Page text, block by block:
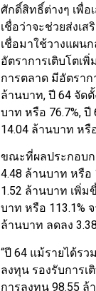
ศักดิ์สิทธิ์ต่างๆ เพื่อ
เชื่อว่าจะช่วยส่งเ
เชื่อมาใช้วางแผน
อัตราการเติบโตเ
การตลาด มีอัตราก
ล้านบาท, ปี 64 จัด
บาท หรือ 76.7%,
14.04 ล้านบาท หรื
ขณะที่ผลประกอบก
4.48 ล้านบาท หรือ
1.52 ล้านบาท เพิ่ม
บาท หรือ 113.1%
ล้านบาท ลดลง
“ปี 64 แม้รายได้ร
ลงทุน รองรับการ
การลงทุน 98.55 ล้